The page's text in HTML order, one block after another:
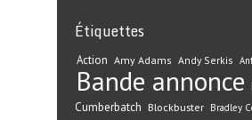
Étiquettes
Action Amy Adams Andy Serkis
Bande annonce
Cumberbatch Blockbuster Bradley